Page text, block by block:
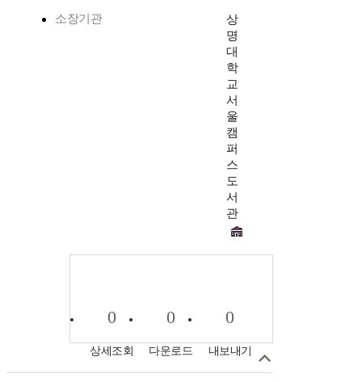
소장기관
상
명
대
학
교
서
울
캠
퍼
스
도
서
관
0
상세조회
0
다운로드
0
내보내기